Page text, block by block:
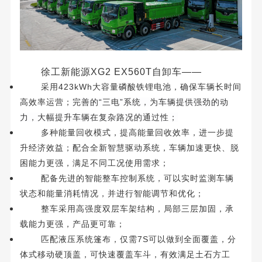
徐工新能源XG2 EX560T自卸车——
采用 423kWh 大容量磷酸铁锂电池，确保车辆长时间
高效率运营； 完善的“三电”系统 ，为车辆提供强劲的动
力，大幅提升车辆在复杂路况的通过性；
多种能量回收模式 ，提高能量回收效率，进一步提
升经济效益；配合全新智慧驱动系统， 车辆加速更快、 脱
困能力更强 ，满足不同工况使用需求；
配备先进的智能整车控制系统，可以实时监测车辆
状态和能量消耗情况，并进行智能调节和优化；
整车采用 高强度双层车架结构 ，局部三层加固，承
载能力更强，产品更可靠；
匹配液压系统篷布，仅需7S可以做到全面覆盖，分
体式移动硬顶盖，可快速覆盖车斗，有效满足 土石方工